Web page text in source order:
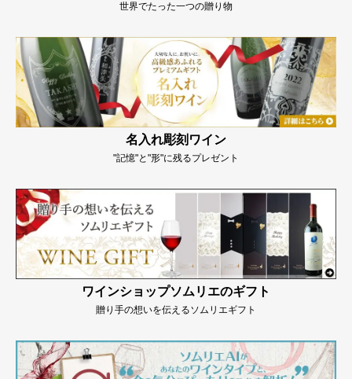
世界でたった一つの贈り物
名入れ彫刻ワイン
"記憶"と"形"に残るプレゼント
ワインショップソムリエのギフト
贈り手の想いを伝えるソムリエギフト